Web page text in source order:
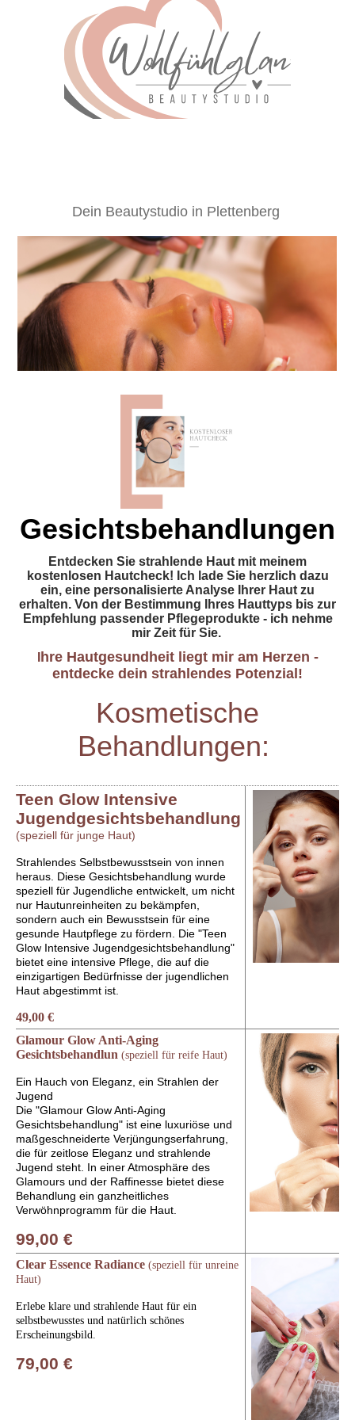
Dein Beautystudio in Plettenberg
Gesichtsbehandlungen
Entdecken Sie strahlende Haut mit meinem
kostenlosen Hautcheck! Ich lade Sie herzlich dazu
ein, eine personalisierte Analyse Ihrer Haut zu
erhalten. Von der Bestimmung Ihres Hauttyps bis zur
Empfehlung passender Pflegeprodukte - ich nehme
mir Zeit für Sie.
hre Hautgesundheit liegt mir am Herzen -
entdecke dein strahlendes Potenzial!
Kosmetische
Behandlungen:
Teen Glow Intensive
Jugendgesichtsbehandlung
(speziell für junge Haut)
Strahlendes Selbstbewusstsein von innen
heraus. Diese Gesichtsbehandlung wurde
speziell für Jugendliche entwickelt, um nicht
nur Hautunreinheiten zu bekämpfen,
sondern auch ein Bewusstsein für eine
gesunde Hautpflege zu fördern. Die "Teen
Glow Intensive Jugendgesichtsbehandlung"
bietet eine intensive Pflege, die auf die
einzigartigen Bedürfnisse der jugendlichen
Haut abgestimmt ist.
49,00 €
Glamour Glow Anti-Aging
Gesichtsbehandlun (speziell für reife Haut)
Ein Hauch von Eleganz, ein Strahlen der
Jugend
Die "Glamour Glow Anti-Aging
Gesichtsbehandlung" ist eine luxuriöse und
maßgeschneiderte Verjüngungserfahrung,
die für zeitlose Eleganz und strahlende
Jugend steht. In einer Atmosphäre des
Glamours und der Raffinesse bietet diese
Behandlung ein ganzheitliches
Verwöhnprogramm für die Haut.
99,00 €
Clear Essence Radiance (speziell für unreine
Haut)
Erlebe klare und strahlende Haut für ein
selbstbewusstes und natürlich schönes
Erscheinungsbild.
79,00 €